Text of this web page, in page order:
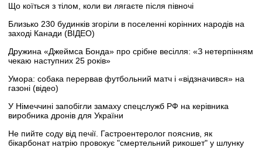
Що коїться з тілом, коли ви лягаєте після півночі
Близько 230 будинків згоріли в поселенні корінних народів на
заході Канади (ВІДЕО)
Дружина «Джеймса Бонда» про срібне весілля: «З нетерпінням
чекаю наступних 25 років»
Умора: собака перервав футбольний матч і «відзначився» на
газоні (відео)
У Німеччині запобігли замаху спецслужб РФ на керівника
виробника дронів для України
Не пийте соду від печії. Гастроентеролог пояснив, як
бікарбонат натрію провокує "смертельний рикошет" у шлунку